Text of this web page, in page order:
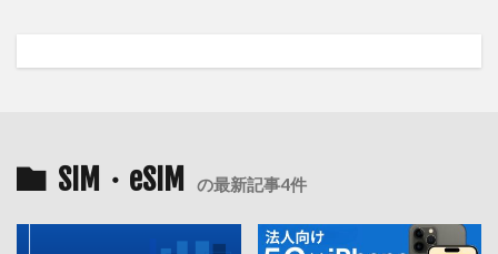
SIM・eSIM の最新記事4件